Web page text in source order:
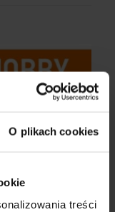
O plikach cookies
treści